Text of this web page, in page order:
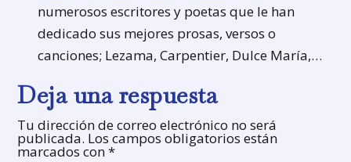
numerosos escritores y poetas que le han
dedicado sus mejores prosas, versos o
canciones; Lezama, Carpentier, Dulce María,…
Deja una respuesta
Tu dirección de correo electrónico no será
publicada. Los campos obligatorios están
marcados con*